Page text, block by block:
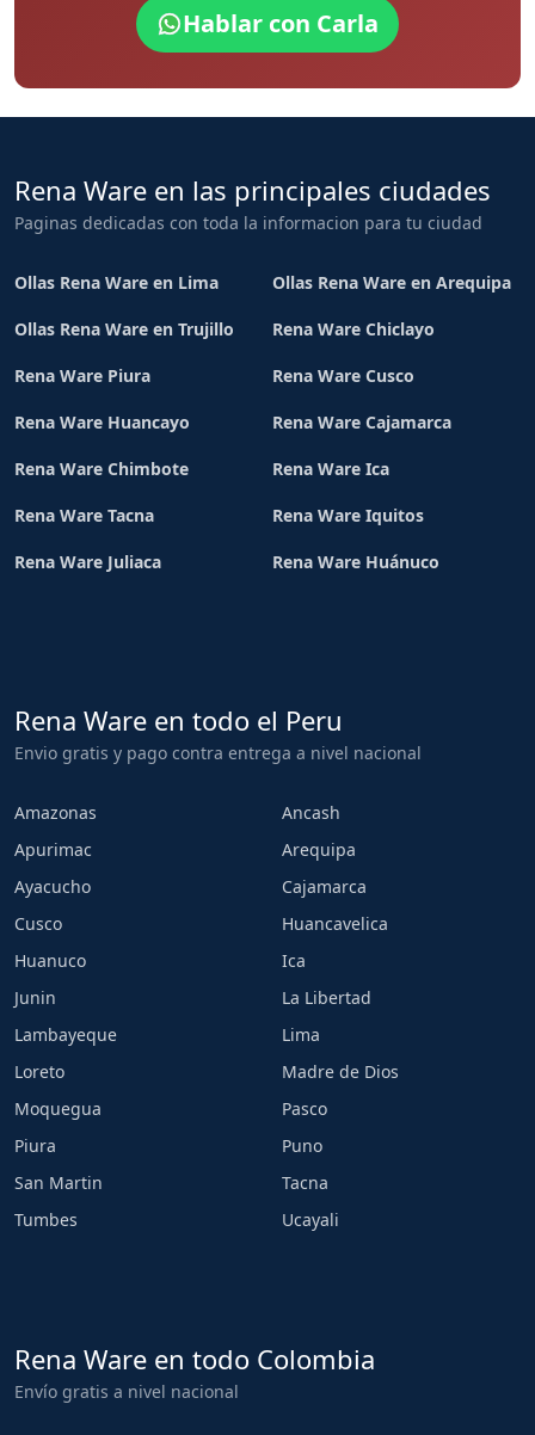
Hablar con Carla
Rena Ware en las principales ciudades
Paginas dedicadas con toda la informacion para tu ciudad
Ollas Rena Ware en Lima Ollas Rena Ware en Arequipa
Ollas Rena Ware en Trujillo Rena Ware Chiclayo
Rena Ware Piura Rena Ware Cusco
Rena Ware Huancayo Rena Ware Cajamarca
Rena Ware Chimbote Rena Ware Ica
Rena Ware Tacna Rena Ware Iquitos
Rena Ware Juliaca Rena Ware Huánuco
Rena Ware en todo el Peru
Envio gratis y pago contra entrega a nivel nacional
Amazonas
Ancash
Apurimac
Arequipa
Ayacucho
Cajamarca
Cusco
Huancavelica
Huanuco
Ica
Junin
La Libertad
Lambayeque
Lima
Loreto
Madre de Dios
Moquegua
Pasco
Piura
Puno
San Martin
Tacna
Tumbes
Ucayali
Rena Ware en todo Colombia
Envío gratis a nivel nacional